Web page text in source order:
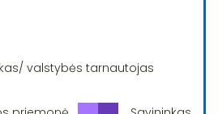
valstybės tarnautojas